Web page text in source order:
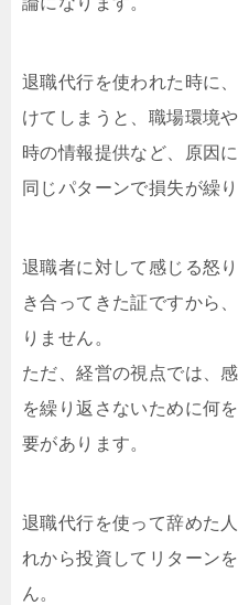
退職代行を使われた時に
けてしまうと、職場環境
時の情報提供など、原因
同じパターンで損失が繰
退職者に対して感じる怒
き合ってきた証ですから
りません。
ただ、経営の視点では、
を繰り返さないために何
要があります。
退職代行を使って辞めた
れから投資してリターン
ん。